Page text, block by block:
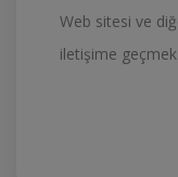
Web sitesi ve
iletişime